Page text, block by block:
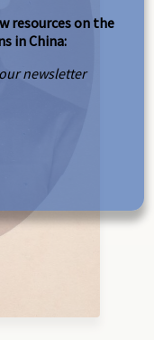
resources on the
in China:
newsletter